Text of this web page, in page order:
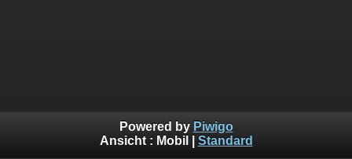
Powered by Piwigo
Ansicht : Mobil Standard